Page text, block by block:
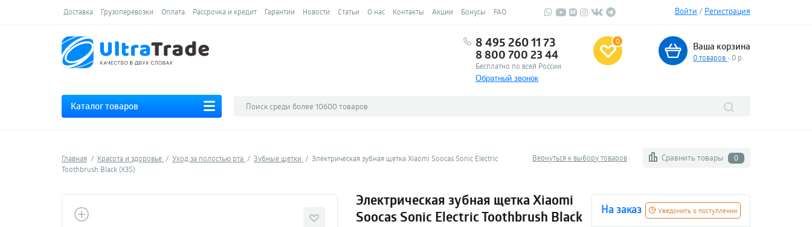
Доставка Грузоперевозки Оплата Рассрочка и кредит Гарантии Новости Статьи О нас Контакты Акции Бонусы FAQ Войти / Регистрация
8 495 260 11 73
8 800 700 23 44
Бесплатно по всей России
Обратный звонок
0 Ваша корзина
0товаров - 0 р.
Каталог товаров
Вернуться к выбору товаров Сравнить товары 0
Главная Красота и здоровье Уход за полостью рта Зубные щетки
Электрическая зубная щетка Xiaomi Soocas Sonic Electric
Toothbrush Black (X3S)
Электрическая зубная щетка Xiaomi
Soocas Sonic Electric Toothbrush Black
Уведомить о поступлении
На заказ